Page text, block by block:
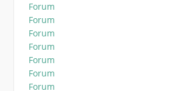
Forum
Forum
Forum
Forum
Forum
Forum
Forum